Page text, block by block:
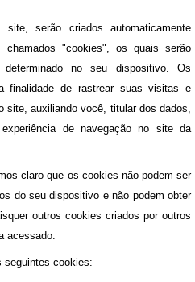
serão criados automaticamente
chamados "cookies", os quais serão
no seu dispositivo. Os
finalidade de rastrear suas visitas e
site, auxiliando você, titular dos dados,
de navegação no site da
claro que os cookies não podem ser
do seu dispositivo e não podem obter
outros cookies criados por outros
acessado.
seguintes cookies: